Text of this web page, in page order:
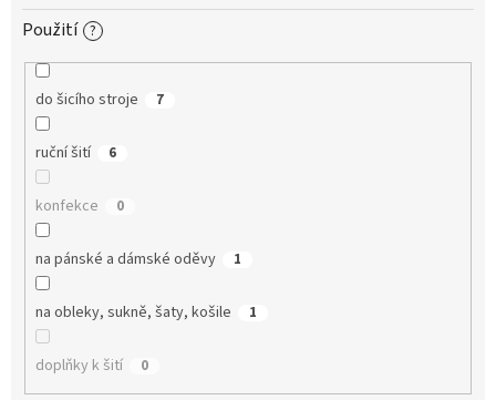
Použití ?
do šicího stroje 7
ruční šití 6
konfekce 0
na pánské a dámské oděvy 1
na obleky, sukně, šaty, košile 1
doplňky k šití 0